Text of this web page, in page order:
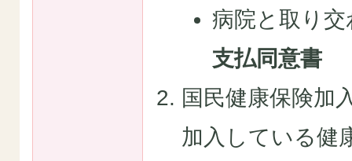
病院と取り
支払同意書
国民健康保険加
加入している健